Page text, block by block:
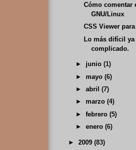
Cómo comentar
GNU/Linux
CSS Viewer
Lo más difícil ya
complicado.
► junio (1)
►mayo (6)
►abril
(7)
►marzo (4)
►febrero (5)
►enero (6)
► 2009 (83)